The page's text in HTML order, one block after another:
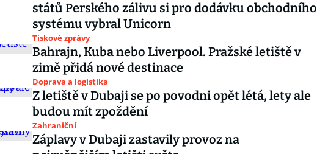
států Perského zálivu si pro dodávku obchodního
systému vybral Unicorn
Tiskové zprávy
Bahrajn, Kuba nebo Liverpool. Pražské letiště v
zimě přidá nové destinace
Doprava a logistika
Z letiště v Dubaji se po povodni opět létá, lety ale
budou mít zpoždění
Zahraniční
Záplavy v Dubaji zastavily provoz na